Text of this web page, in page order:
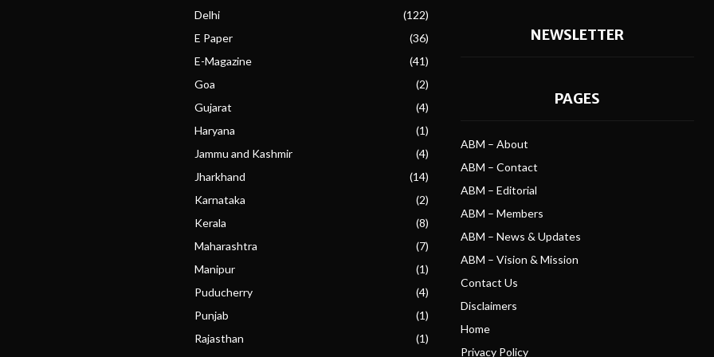
Delhi
(122)
E Paper
(36)
E-Magazine
(41)
Goa
(2)
Gujarat
(4)
Haryana
(1)
Jammu and Kashmir
(4)
Jharkhand
(14)
Karnataka
(2)
Kerala
(8)
Maharashtra
(7)
Manipur
(1)
Puducherry
(4)
Punjab
(1)
Rajasthan
(1)
NEWSLETTER
PAGES
ABM – About
ABM – Contact
ABM – Editorial
ABM – Members
ABM – News & Updates
ABM – Vision & Mission
Contact Us
Disclaimers
Home
Privacy Policy